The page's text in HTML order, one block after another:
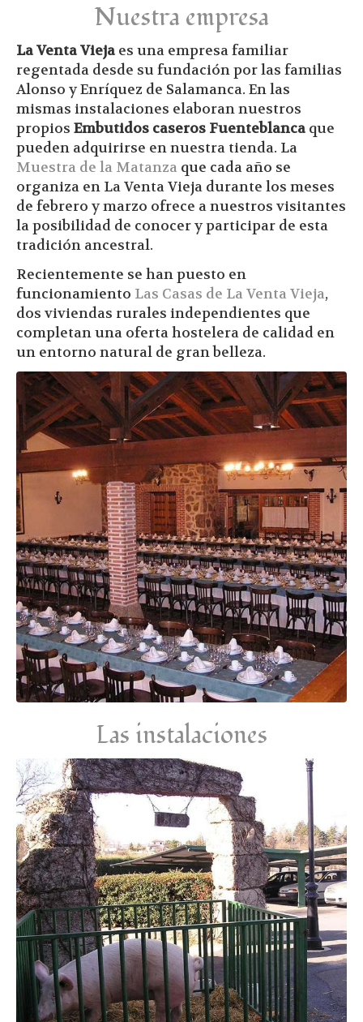
Nuestra empresa
La Venta Vieja es una empresa familiar
regentada desde su fundación por las familias
Alonso y Enríquez de Salamanca. En las
mismas instalaciones elaboran nuestros
propios Embutidos caseros Fuenteblanca que
pueden adquirirse en nuestra tienda. La
Muestra de la Matanza que cada año se
organiza en La Venta Vieja durante los meses
de febrero y marzo ofrece a nuestros visitantes
la posibilidad de conocer y participar de esta
tradición ancestral.
Recientemente se han puesto en
funcionamiento Las Casas de La Venta Vieja,
dos viviendas rurales independientes que
completan una oferta hostelera de calidad en
un entorno natural de gran belleza.
Las instalaciones